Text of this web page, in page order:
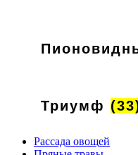
Триумф
Рассада овощей